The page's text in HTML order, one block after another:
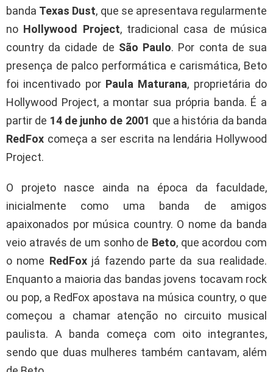
banda Texas Dust, que se apresentava regularmente
no Hollywood Project, tradicional casa de música
country da cidade de São Paulo. Por conta de sua
presença de palco performática e carismática, Beto
foi incentivado por Paula Maturana, proprietária do
Hollywood Project, a montar sua própria banda. É a
partir de 14 de junho de 2001 que a história da banda
RedFox começa a ser escrita na lendária Hollywood
Project.
O projeto nasce ainda na época da faculdade,
inicialmente como uma banda de amigos
apaixonados por música country. O nome da banda
veio através de um sonho de Beto, que acordou com
o nome RedFoxjá fazendo parte da sua realidade.
Enquanto a maioria das bandas jovens tocavam rock
ou pop, a RedFox apostava na música country, o que
começou a chamar atenção no circuito musical
paulista. A banda começa com oito integrantes,
sendo que duas mulheres também cantavam, além